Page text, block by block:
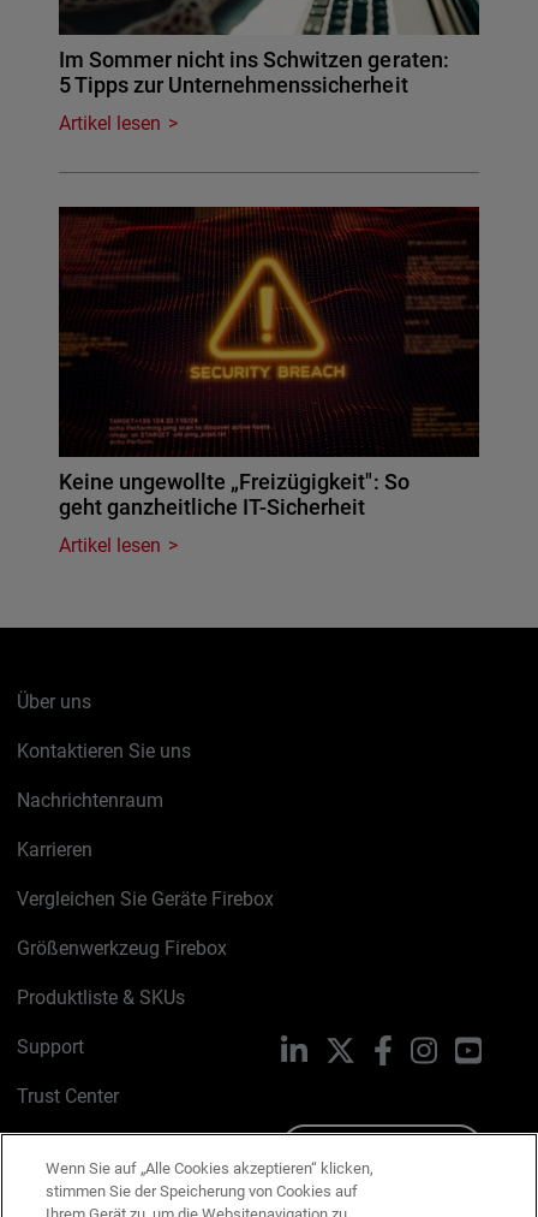
Im Sommer nicht ins Schwitzen geraten:
5 Tipps zur Unternehmenssicherheit
Artikel lesen
Keine ungewollte „Freizügigkeit": So
geht ganzheitliche IT-Sicherheit
Artikel lesen
Über uns
Kontaktieren Sie uns
Nachrichtenraum
Karrieren
Vergleichen Sie Geräte Firebox
Größenwerkzeug Firebox
Produktliste & SKUs
Support
Trust Center
Cookie-Richtlinie
LinkedIn FacebookInstagram
Wenn Sie auf „Alle Cookies akzeptieren“ klicken,
stimmen Sie der Speicherung von Cookies auf